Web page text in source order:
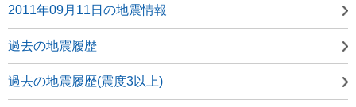
2011年09月11日の地震情報
過去の地震履歴
過去の地震履歴(震度3以上)